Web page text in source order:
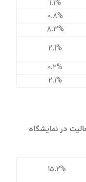
۱.۱%
۰.۸%
۸.۳%
۲.۱ُ%
۰.۲%
۲.۱%
در نمایشگاه
۱۵.۲%